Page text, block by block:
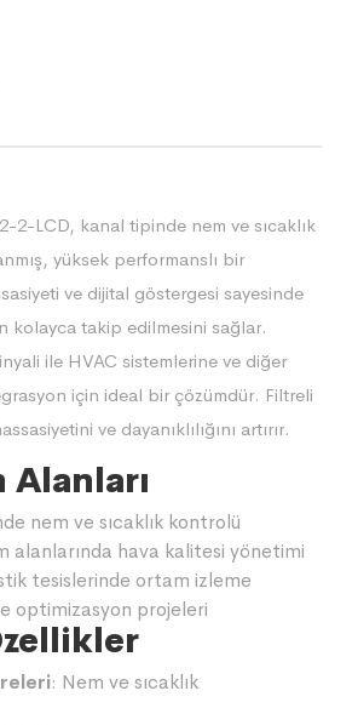
2-LCD, kanal tipinde nem ve sıcaklık
yüksek performanslı bir
ve dijital göstergesi sayesinde
kolayca takip edilmesini sağlar.
ile HVAC sistemlerine ve diğer
için ideal bir çözümdür. Filtreli
ve dayanıklılığını artırır.
Alanları
nem ve sıcaklık kontrolü
alanlarında hava kalitesi yönetimi
tesislerinde ortam izleme
optimizasyon projeleri
: Nem ve sıcaklık